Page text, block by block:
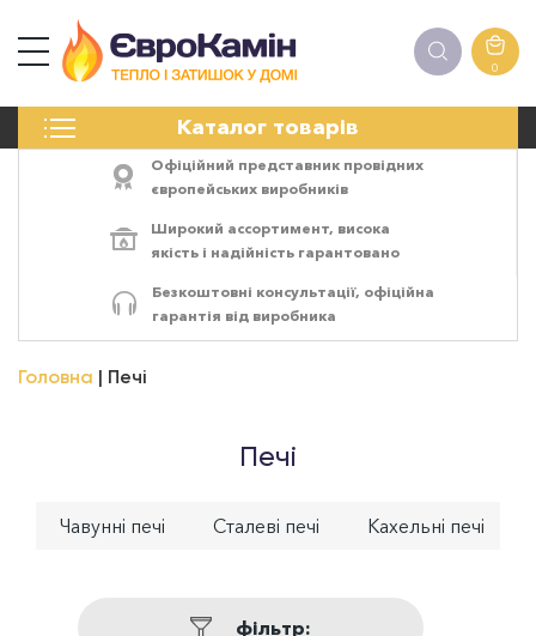
0
Каталог товарів
ПЕЧІ
ЕЛЕКТРОКАМІНИ
АКСЕСУАРИ
Офіційний представник провідних
європейських виробників
Широкий ассортимент, висока
якість і надійність гарантовано
Безкоштовні консультації, офіційна
гарантія від виробника
Головна Печі
Печі
Чавунні печі Сталеві печі Кахельні печі
фільтр: